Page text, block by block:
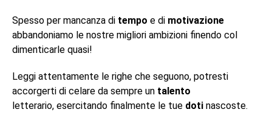
Spesso per mancanza di tempo e di motivazione
abbandoniamo le nostre migliori ambizioni finendo col
dimenticarle quasi!
Leggi attentamente le righe che seguono, potresti
accorgerti di celare da sempre un talento
letterario, esercitando finalmente le tue doti nascoste.